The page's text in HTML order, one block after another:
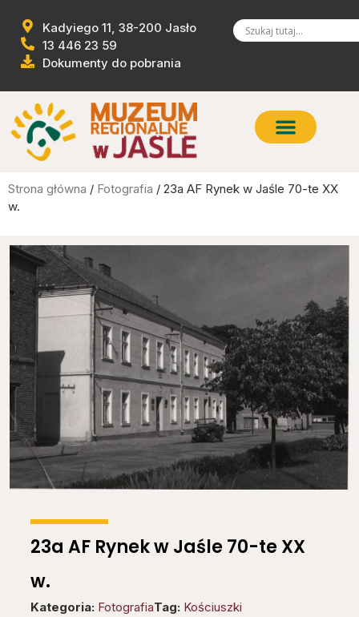
Kadyiego 11, 38-200 Jasło
13 446 23 59
Dokumenty do pobrania
Strona główna / Fotografia / 23a AF Rynek w Jaśle 70-te XX
w.
23a AF Rynek w Jaśle 70-te XX
w.
Kategoria: FotografiaTag: Kościuszki